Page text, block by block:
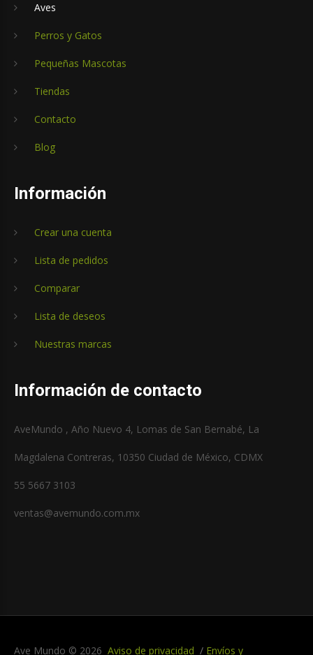
Aves
Perros y Gatos
Pequeñas Mascotas
Tiendas
Contacto
Blog
Información
Crear una cuenta
Lista de pedidos
Comparar
Lista de deseos
Nuestras marcas
Información de contacto
AveMundo , Año Nuevo 4, Lomas de San Bernabé, La
Magdalena Contreras, 10350 Ciudad de México, CDMX
55 5667 3103
ventas@avemundo.com.mx
Ave Mundo © 2026 Aviso de privacidad Envíos y